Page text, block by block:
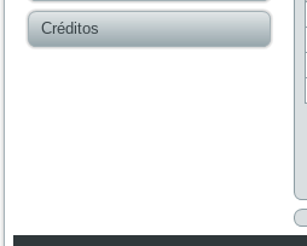
Créditos